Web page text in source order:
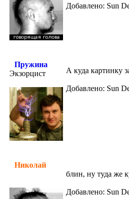
Добавлено: Sun
Пружина
Экзорцист
А куда картинку
Добавлено: Sun
Николай
блин, ну туда же
Добавлено: Sun